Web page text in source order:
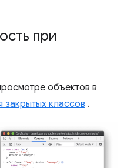
при
объектов в
закрытых классов .